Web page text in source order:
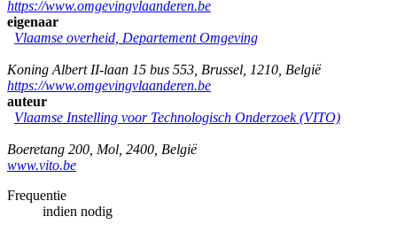
https://www.omgevingvlaanderen.be
eigenaar
Vlaamse overheid, Departement Omgeving
Koning Albert II-laan 15 bus 553 Brussel 1210 België
https://www.omgevingvlaanderen.be
auteur
Vlaamse Instelling voor Technologisch Onderzoek (VITO)
Boeretang 200 Mol 2400 België
www.vito.be
Frequentie
indien nodig